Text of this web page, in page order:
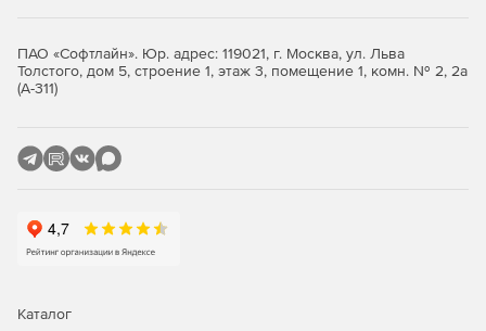
ПАО «Софтлайн». Юр. адрес: 119021, г. Москва, ул. Льва
Толстого, дом 5, строение 1, этаж 3, помещение 1, комн. № 2, 2а
(А-311)
Каталог